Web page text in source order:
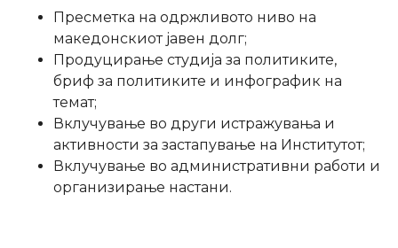
Пресметка на одржливото ниво на
македонскиот јавен долг;
Продуцирање студија за политиките,
бриф за политиките и инфографик на
темат;
Вклучување во други истражувања и
активности за застапување на Институтот;
Вклучување во административни работи и
организирање настани.